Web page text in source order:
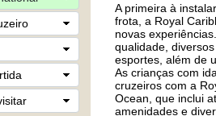
A primeira à
frota, a Royal
novas
qualidade,
esportes, além de
As crianças com
cruzeiros com a
Ocean, que inclui
amenidades e